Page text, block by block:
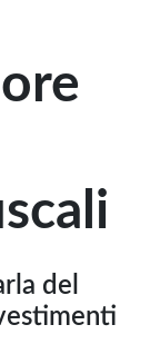
del